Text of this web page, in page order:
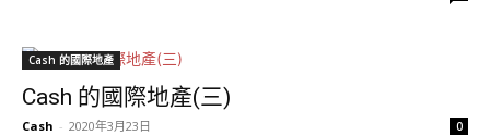
Cash 的國際地產
Cash 的國際地產(三)
Cash - 2020年3月23日 0